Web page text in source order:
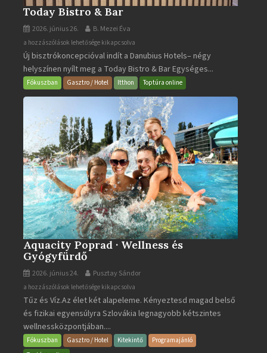
Today Bistro & Bar
2026. június 26. B. Mezei Éva
Today
Bistro
&
Bar
a hozzászólások lehetősége kikapcsolva
Új bisztrókoncepcióval indít a Danubius Hotels– négy
helyszínen nyílt meg a Today Bistro & Bar Egységes...
Fókuszban Gasztro / Hotel Itthon Toptúra online
Aquacity Poprad · Wellness és
Gyógyfürdő
2026. június 24. Pusztay Sándor
Aquacity
Poprad
·
Wellness
és
a hozzászólások lehetősége kikapcsolva
Tűz és Víz.Az élet két alapeleme. Kényeztesd magad belső
és fizikai egyensúlyra Szlovákia legnagyobb kétszintes
wellnessközpontjában....
Fókuszban Gasztro / Hotel Kitekintő
Programajánló